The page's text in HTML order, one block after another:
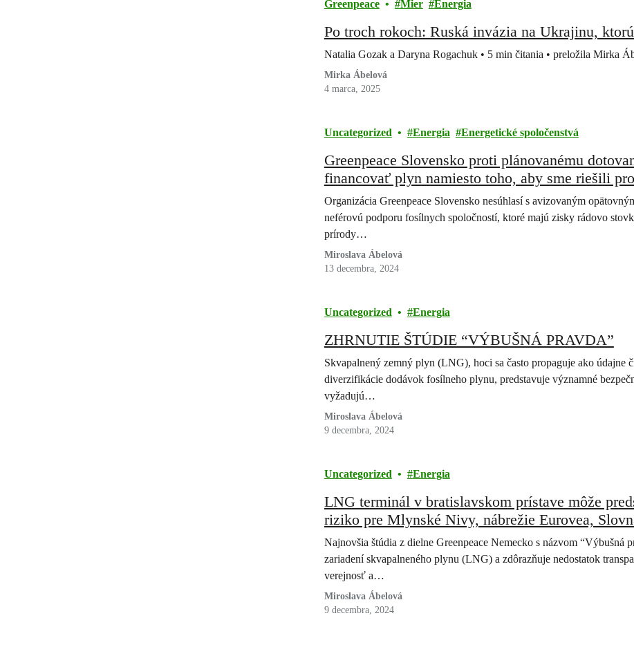
Greenpeace Mier Energia
Po troch rokoch: Ruská invázia na Ukrajinu,
Natalia Gozak a Daryna Rogachuk • 5 min čitania • preložila Mirka
Mirka Ábelová
4 marca, 2025
Uncategorized Energia Energetické spoločenstvá
Greenpeace Slovensko proti plánovanému
financovať plyn namiesto toho, aby sme riešili
Organizácia Greenpeace Slovensko nesúhlasí s avizovaným
neférovú podporu fosílnych spoločností, ktoré majú zisky rádovo
prírody…
Miroslava Ábelová
13 decembra, 2024
Uncategorized Energia
ZHRNUTIE ŠTÚDIE “VÝBUŠNÁ PRAVDA”
Skvapalnený zemný plyn (LNG), hoci sa často propaguje ako údajne
diverzifikácie dodávok fosílneho plynu, predstavuje významné
vyžadujú…
Miroslava Ábelová
9 decembra, 2024
Uncategorized Energia
LNG terminál v bratislavskom prístave môže
riziko pre Mlynské Nivy, nábrežie Eurovea,
to z novej štúdie Greenpeace
Najnovšia štúdia z dielne Greenpeace Nemecko s názvom “Výbušná
zariadení skvapalneného plynu (LNG) a zdôrazňuje nedostatok
verejnosť a…
Miroslava Ábelová
9 decembra, 2024